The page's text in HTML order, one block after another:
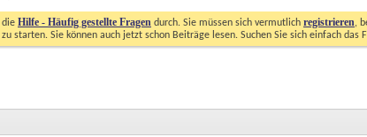
die Hilfe - Häufig gestellte Fragen durch. Sie müssen sich vermutlich registrieren,
starten. Sie können auch jetzt schon Beiträge lesen. Suchen Sie sich einfach